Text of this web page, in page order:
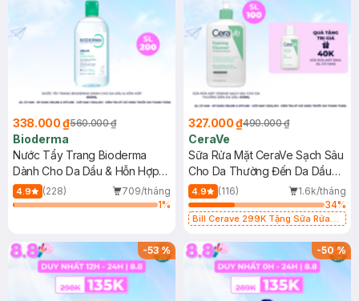
338.000 ₫560.000 ₫
Bioderma
Nước Tẩy Trang Bioderma
Dành Cho Da Dầu & Hỗn Hợp
500ml
4.9 (228)
709/tháng
1%
327.000 ₫490.000 ₫
CeraVe
Sữa Rửa Mặt CeraVe Sạch Sâu
Cho Da Thường Đến Da Dầu
473ml
4.9 (116)
1.6k/tháng
34%
Bill Cerave 299K Tặng Sữa Rửa
-53% -50%